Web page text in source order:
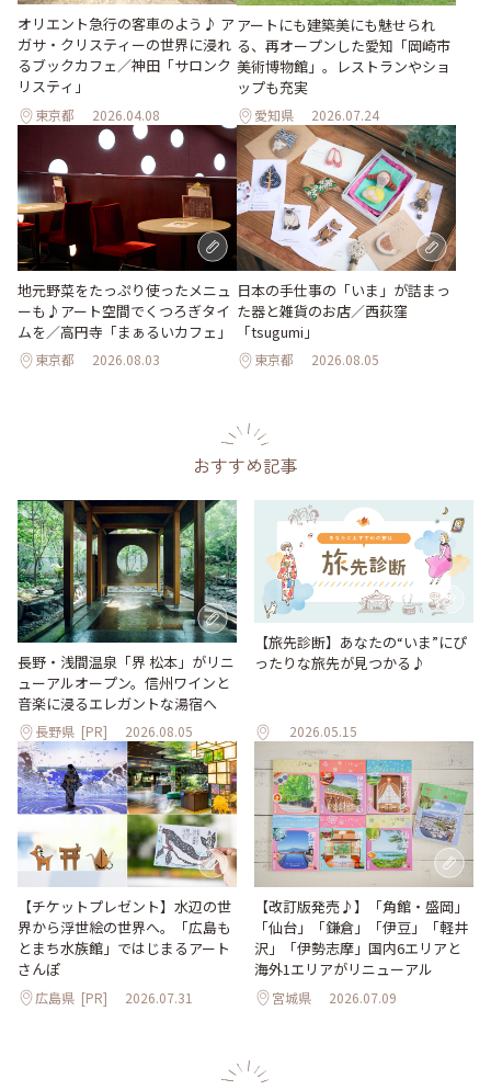
オリエント急行の客車のよう♪ ア
ガサ・クリスティーの世界に浸れ
るブックカフェ／神田「サロンク
リスティ」
東京都 2026.04.08
アートにも建築美にも魅せられ
る、再オープンした愛知「岡崎市
美術博物館」。レストランやショ
ップも充実
愛知県 2026.07.24
地元野菜をたっぷり使ったメニュ
ーも♪アート空間でくつろぎタイ
ムを／高円寺「まぁるいカフェ」
東京都 2026.08.03
日本の手仕事の「いま」が詰まっ
た器と雑貨のお店／西荻窪
「tsugumi」
東京都 2026.08.05
おすすめ記事
長野・浅間温泉「界 松本」がリニ
ューアルオープン。信州ワインと
音楽に浸るエレガントな湯宿へ
長野県 [PR] 2026.08.05
【旅先診断】あなたの“いま”にぴ
ったりな旅先が見つかる♪
2026.05.15
【チケットプレゼント】水辺の世
界から浮世絵の世界へ。「広島も
とまち水族館」ではじまるアート
さんぽ
広島県 [PR] 2026.07.31
【改訂版発売♪】「角館・盛岡」
「仙台」「鎌倉」「伊豆」「軽井
沢」「伊勢志摩」国内6エリアと
海外1エリアがリニューアル
宮城県 2026.07.09